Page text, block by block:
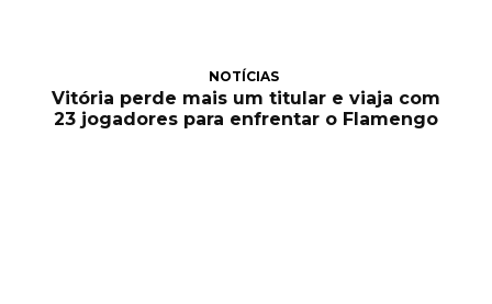
NOTÍCIAS
Vitória perde mais um titular e viaja com
23 jogadores para enfrentar o Flamengo